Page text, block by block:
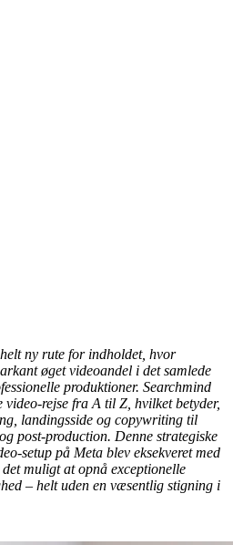
ny rute for indholdet, hvor
øget videoandel i det samlede
produktioner. Searchmind
rejse fra A til Z, hvilket betyder,
landingsside og copywriting til
post-production. Denne strategiske
setup på Meta blev eksekveret med
muligt at opnå exceptionelle
– helt uden en væsentlig stigning i